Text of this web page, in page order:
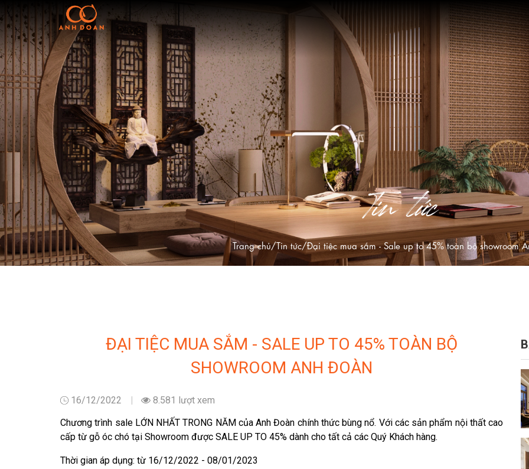
Tin tức
Trang chủ Tin tức Đại tiệc mua sắm - Sale up to 45% toàn bộ showroom
ĐẠI TIỆC MUA SẮM - SALE UP TO 45% TOÀN BỘ
SHOWROOM ANH ĐOÀN
16/12/2022
8.581 lượt xem
Chương trình sale LỚN NHẤT TRONG NĂM của Anh Đoàn chính thức bùng nổ. Với các sản phẩm nội thất cao
cấp từ gỗ óc chó tại Showroom được SALE UP TO 45% dành cho tất cả các Quý Khách hàng.
Thời gian áp dụng: từ 16/12/2022 - 08/01/2023